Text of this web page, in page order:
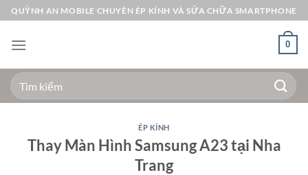
Bỏ
qua
nội
QUỲNH AN MOBILE CHUYÊN ÉP KÍNH VÀ SỬA CHỮA SMARTPHONE
0
Tìm
kiếm:
ÉP KÍNH
Thay Màn Hình Samsung A23 tại Nha
Trang